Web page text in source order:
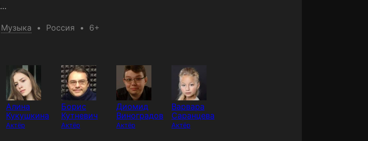
Маша и Медведь. Музыкальные клипы
Музыка Россия 6+
Алина
Кукушкина
Актёр
Борис
Кутневич
Актёр
Диомид
Виноградов
Актёр
Варвара
Саранцева
Актёр